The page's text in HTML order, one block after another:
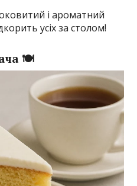
і ароматний
усіх за столом!
🍽️